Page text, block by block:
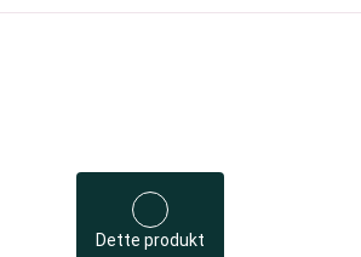
Dette produkt